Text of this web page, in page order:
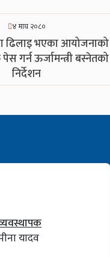
४ माघ २०८०
ढिलाइ भएका आयोजनाको
गर्न ऊर्जामन्त्री बस्नेतको
निर्देशन
यादव